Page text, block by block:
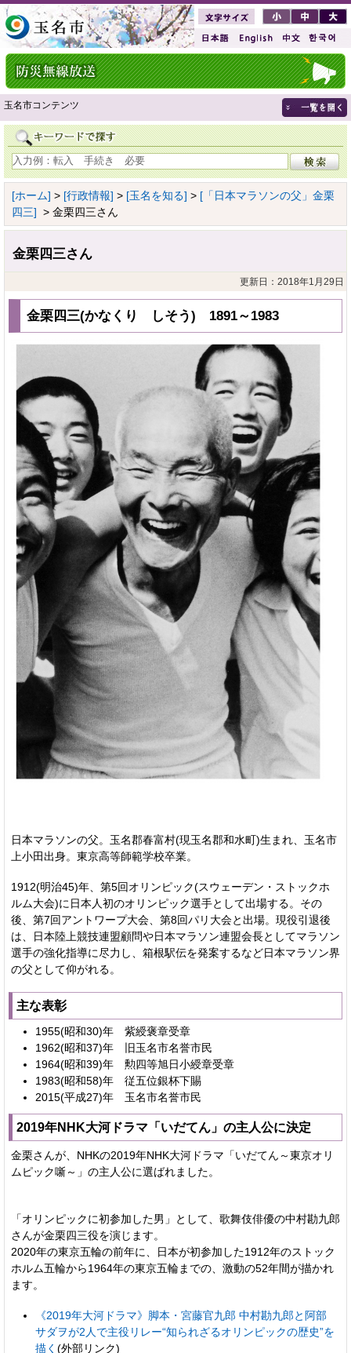
玉名市コンテンツ
[ホーム] > [行政情報] > [玉名を知る] > [「日本マラソンの父」金栗
四三] > 金栗四三さん
金栗四三さん
更新日：2018年1月29日
金栗四三(かなくり しそう) 1891～1983
日本マラソンの父。玉名郡春富村(現玉名郡和水町)生まれ、玉名市
上小田出身。東京高等師範学校卒業。
1912(明治45)年、第5回オリンピック(スウェーデン・ストックホ
ルム大会)に日本人初のオリンピック選手として出場する。その
後、第7回アントワープ大会、第8回パリ大会と出場。現役引退後
は、日本陸上競技連盟顧問や日本マラソン連盟会長としてマラソン
選手の強化指導に尽力し、箱根駅伝を発案するなど日本マラソン界
の父として仰がれる。
主な表彰
1955(昭和30)年 紫綬褒章受章
1962(昭和37)年 旧玉名市名誉市民
1964(昭和39)年 勲四等旭日小綬章受章
1983(昭和58)年 従五位銀杯下賜
2015(平成27)年 玉名市名誉市民
2019年NHK大河ドラマ「いだてん」の主人公に決定
金栗さんが、NHKの2019年NHK大河ドラマ「いだてん～東京オリ
ムピック噺～」の主人公に選ばれました。
「オリンピックに初参加した男」として、歌舞伎俳優の中村勘九郎
さんが金栗四三役を演じます。
2020年の東京五輪の前年に、日本が初参加した1912年のストック
ホルム五輪から1964年の東京五輪までの、激動の52年間が描かれ
ます。
《2019年大河ドラマ》脚本・宮藤官九郎 中村勘九郎と阿部
サダヲが2人で主役リレー“知られざるオリンピックの歴史”を
描く (外部リンク)